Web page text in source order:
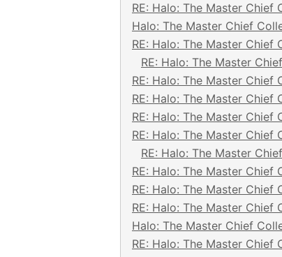
RE: Halo: The Master Chief
Halo: The Master Chief
RE: Halo: The Master Chief
RE: Halo: The Master
RE: Halo: The Master Chief
RE: Halo: The Master Chief
RE: Halo: The Master Chief
RE: Halo: The Master Chief
RE: Halo: The Master
RE: Halo: The Master Chief
RE: Halo: The Master Chief
RE: Halo: The Master Chief
Halo: The Master Chief
RE: Halo: The Master Chief